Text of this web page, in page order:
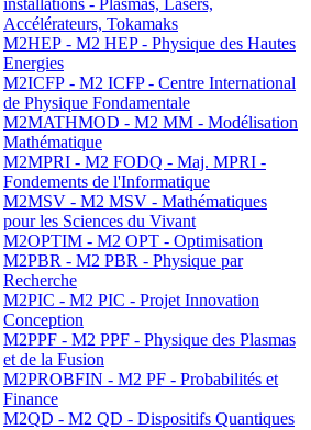
installations - Plasmas, Lasers,
Accélérateurs, Tokamaks
M2HEP - M2 HEP - Physique des Hautes
Energies
M2ICFP - M2 ICFP - Centre International
de Physique Fondamentale
M2MATHMOD - M2 MM - Modélisation
Mathématique
M2MPRI - M2 FODQ - Maj. MPRI -
Fondements de l'Informatique
M2MSV - M2 MSV - Mathématiques
pour les Sciences du Vivant
M2OPTIM - M2 OPT - Optimisation
M2PBR - M2 PBR - Physique par
Recherche
M2PIC - M2 PIC - Projet Innovation
Conception
M2PPF - M2 PPF - Physique des Plasmas
et de la Fusion
M2PROBFIN - M2 PF - Probabilités et
Finance
M2QD - M2 QD - Dispositifs Quantiques